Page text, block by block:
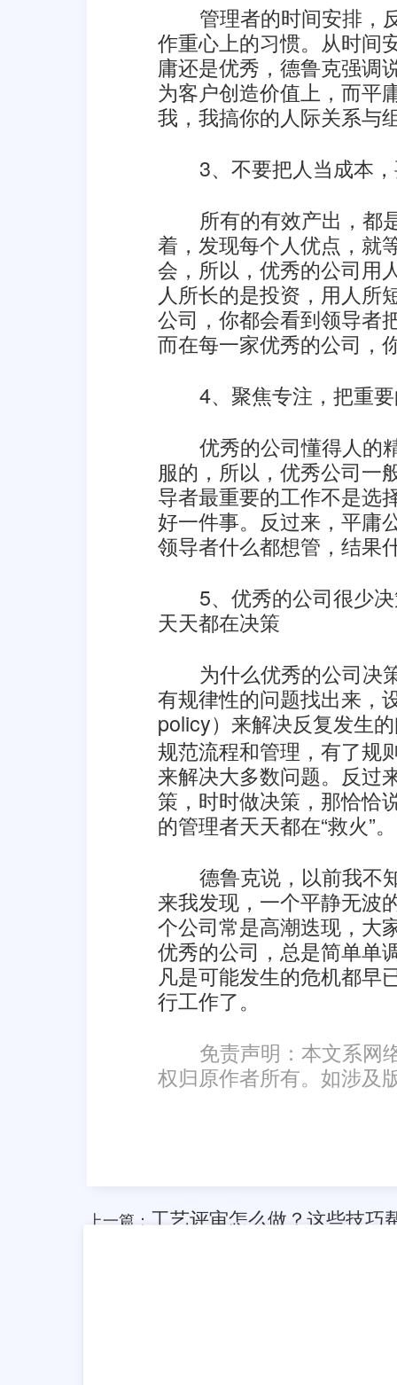
管理者的时间安排，
作重心上的习惯。从时间
庸还是优秀，德鲁克强调
为客户创造价值上，而平
我，我搞你的人际关系与
3、不要把人当成本
所有的有效产出，都
着，发现每个人优点，就
会，所以，优秀的公司用
人所长的是投资，用人所
公司，你都会看到领导者
而在每一家优秀的公司，
4、聚焦专注，把重
优秀的公司懂得人的
服的，所以，优秀公司一
导者最重要的工作不是选
好一件事。反过来，平庸
领导者什么都想管，结果
5、优秀的公司很少
天天都在决策
为什么优秀的公司决
有规律性的问题找出来，
policy）来解决反复发生
规范流程和管理，有了规
来解决大多数问题。反过
策，时时做决策，那恰恰
的管理者天天都在“救火”。
德鲁克说，以前我不
来我发现，一个平静无波
个公司常是高潮迭现，大
优秀的公司，总是简单单
凡是可能发生的危机都早
行工作了。
免责声明：本文系网
权归原作者所有。如涉及
上一篇： 工艺评审怎么做？这些技巧